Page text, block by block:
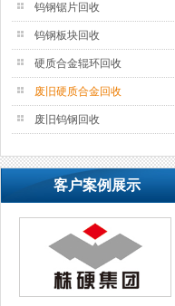
钨钢锯片回收
钨钢板块回收
硬质合金辊环回收
废旧硬质合金回收
废旧钨钢回收
客户案例展示